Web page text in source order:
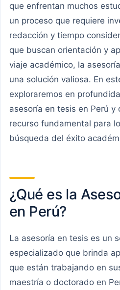
que enfrentan muchos
un proceso que requiere
redacción y tiempo
que buscan orientación y
viaje académico, la
una solución valiosa. En
exploraremos en
asesoría en tesis en Perú y
recurso fundamental para
búsqueda del éxito
¿Qué es la
en Perú?
La asesoría en tesis es un
especializado que brinda
que están trabajando en
maestría o doctorado en